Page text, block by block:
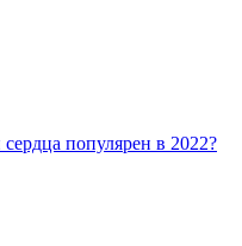
популярен в 2022?